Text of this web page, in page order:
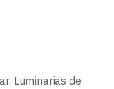
, Luminarias de